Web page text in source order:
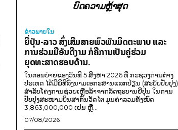
ບົດຄວາມຫຼ້າສຸດ
ຂ່າວພາຍ​ໃນ
ຍີ່ປຸ່ນ-ລາວ ສົ່ງເສີມສາຍພົວພັນມິດຕະພາບ ແລະ
ການຮ່ວມມືອັນດີງາມ ກໍຄືການເປັນຄູ່ຮ່ວມ
ຍຸດທະສາດຮອບດ້ານ.
ໃນຕອນບ່າຍຂອງວັນທີ 5 ສິງຫາ 2026 ທີ່ ກະຊວງການຕ່າງ
ປະເທດ ໄດ້ມີພິທີລົງນາມເອກະສານແລກປ່ຽນ (ສະບັບປັບປຸງ)
ສໍາລັບໂຄງການຊ່ວຍເຫຼືອລ້າຈາກລັດຖະບານຍີ່ປຸ່ນ ໃນການ
ປັບປຸງສະໜາມບິນສາກົນວັດໄຕ ມູນຄ່າລວມທັງໝົດ
3,863,000,000 ເຢນ ຫຼື...
07/08/2026